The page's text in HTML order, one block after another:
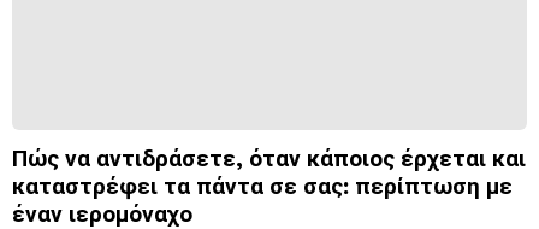
Πώς να αντιδράσετε, όταν κάποιος έρχεται και
καταστρέφει τα πάντα σε σας: περίπτωση με
έναν ιερομόναχο